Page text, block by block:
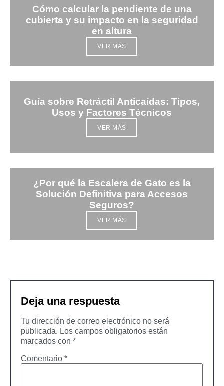
Cómo calcular la pendiente de una
cubierta y su impacto en la seguridad
en altura
VER MÁS
Guía sobre Retráctil Anticaídas: Tipos,
Usos y Factores Técnicos
VER MÁS
¿Por qué la Escalera de Gato es la
Solución Definitiva para Accesos
Seguros?
VER MÁS
Deja una respuesta
Tu dirección de correo electrónico no será
publicada. Los campos obligatorios están
marcados con *
Comentario *